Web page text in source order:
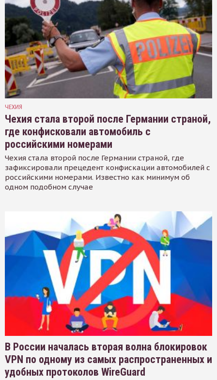
ЧЕХИЯ
Чехия стала второй после Германии страной,
где конфисковали автомобиль с
российскими номерами
Чехия стала второй после Германии страной, где
зафиксировали прецедент конфискации автомобилей с
российскими номерами. Известно как минимум об
одном подобном случае
В России началась вторая волна блокировок
VPN по одному из самых распространенных и
удобных протоколов WireGuard